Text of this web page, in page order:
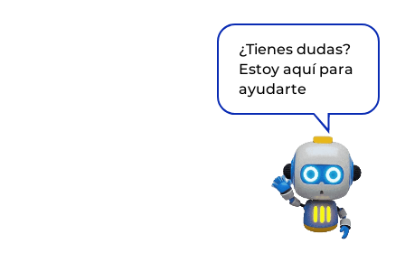
¿Tienes dudas?
Estoy aquí para
ayudarte